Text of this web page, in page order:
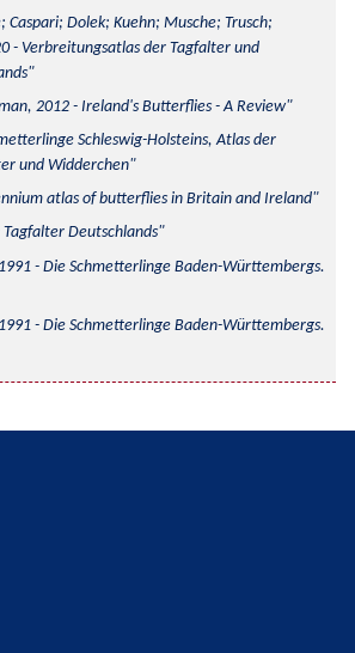
Dolek; Kuehn; Musche; Trusch;
- Verbreitungsatlas der Tagfalter und
2012 - Ireland's Butterflies - A Review
Schleswig-Holsteins, Atlas der
und Widderchen
atlas of butterflies in Britain and Ireland
Deutschlands
- Die Schmetterlinge Baden-Württembergs.
- Die Schmetterlinge Baden-Württembergs.